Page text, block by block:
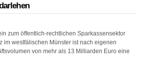
zum öffentlich-rechtlichen Sparkassensektor
im westfälischen Münster ist nach eigenen
von mehr als 13 Milliarden Euro eine